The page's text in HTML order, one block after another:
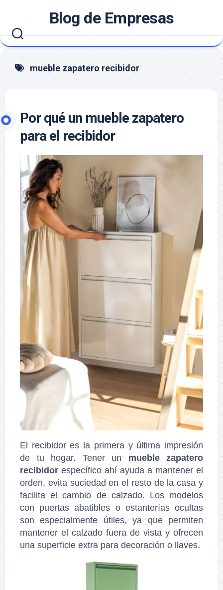
contenido
Blog de Empresas
mueble zapatero recibidor
Por qué un mueble zapatero
para el recibidor
El recibidor es la primera y última impresión
de tu hogar. Tener un mueble zapatero
recibidor específico ahí ayuda a mantener el
orden, evita suciedad en el resto de la casa y
facilita el cambio de calzado. Los modelos
con puertas abatibles o estanterías ocultas
son especialmente útiles, ya que permiten
mantener el calzado fuera de vista y ofrecen
una superficie extra para decoración o llaves.